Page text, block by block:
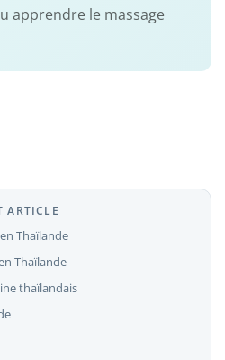
apprendre le massage
ARTICLE
Thaïlande
Thaïlande
thaïlandais